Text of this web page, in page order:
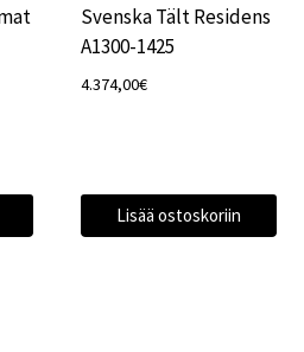
Svenska Tält Residens
A1300-1425
4.374,00€
Lisää ostoskoriin